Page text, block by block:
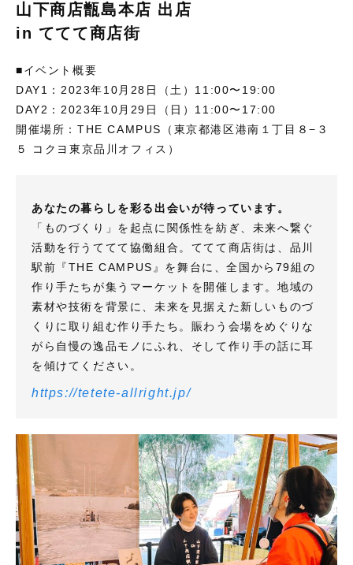
山下商店甑島本店 出店
in ててて商店街
■イベント概要
DAY1：2023年10月28日（土）11:00〜19:00
DAY2：2023年10月29日（日）11:00〜17:00
開催場所：THE CAMPUS（東京都港区港南１丁目８−３
５ コクヨ東京品川オフィス）
あなたの暮らしを彩る出会いが待っています。
「ものづくり」を起点に関係性を紡ぎ、未来へ繋ぐ
活動を行うててて協働組合。ててて商店街は、品川
駅前『THE CAMPUS』を舞台に、全国から79組の
作り手たちが集うマーケットを開催します。地域の
素材や技術を背景に、未来を見据えた新しいものづ
くりに取り組む作り手たち。賑わう会場をめぐりな
がら自慢の逸品モノにふれ、そして作り手の話に耳
を傾けてください。
https://tetete-allright.jp/